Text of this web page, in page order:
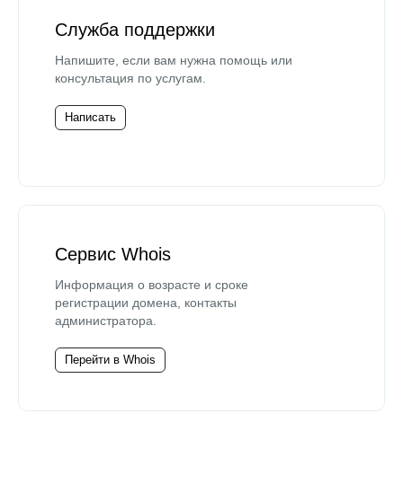
Служба поддержки
Напишите, если вам нужна помощь или
консультация по услугам.
Написать
Сервис Whois
Информация о возрасте и сроке
регистрации домена, контакты
администратора.
Перейти в Whois